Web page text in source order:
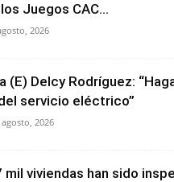
Juegos CAC...
2026
(E) Delcy Rodríguez:
servicio eléctrico”
agosto, 2026
mil viviendas han sido